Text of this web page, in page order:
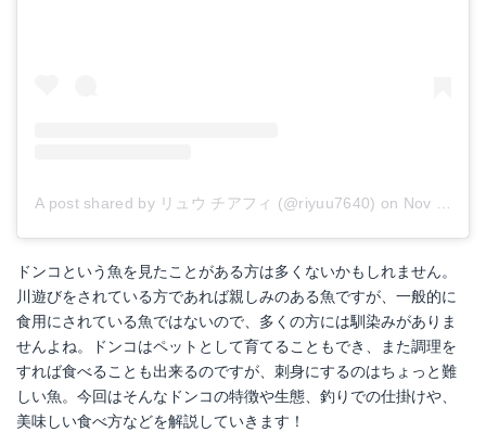
A post shared by リュウ チアフィ (@riyuu7640) on Nov 5, 2018 at 9:39pm PST
ドンコという魚を見たことがある方は多くないかもしれません。
川遊びをされている方であれば親しみのある魚ですが、一般的に
食用にされている魚ではないので、多くの方には馴染みがありま
せんよね。ドンコはペットとして育てることもでき、また調理を
すれば食べることも出来るのですが、刺身にするのはちょっと難
しい魚。今回はそんなドンコの特徴や生態、釣りでの仕掛けや、
美味しい食べ方などを解説していきます！